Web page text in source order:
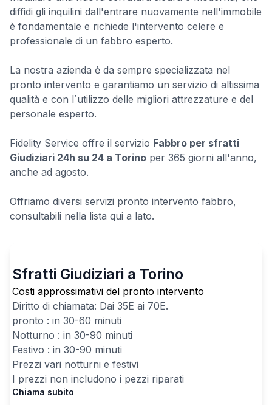
diffidi gli inquilini dall'entrare nuovamente nell'immobile
è fondamentale e richiede l'intervento celere e
professionale di un fabbro esperto.
La nostra azienda ė da sempre specializzata nel
pronto intervento e garantiamo un servizio di altissima
qualità e con l`utilizzo delle migliori attrezzature e del
personale esperto.
Fidelity Service offre il servizio Fabbro per sfratti
Giudiziari 24h su 24 a Torino per 365 giorni all'anno,
anche ad agosto.
Offriamo diversi servizi pronto intervento fabbro,
consultabili nella lista qui a lato.
Sfratti Giudiziari a Torino
Costi approssimativi del pronto intervento
Diritto di chiamata: Dai 35E ai 70E.
pronto : in 30-60 minuti
Notturno : in 30-90 minuti
Festivo : in 30-90 minuti
Prezzi vari notturni e festivi
I prezzi non includono i pezzi riparati
Chiama subito